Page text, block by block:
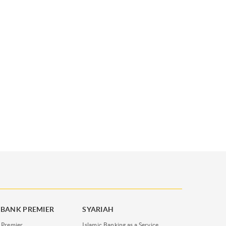
PREMIER SYARIAH
Islamic Banking as a Service